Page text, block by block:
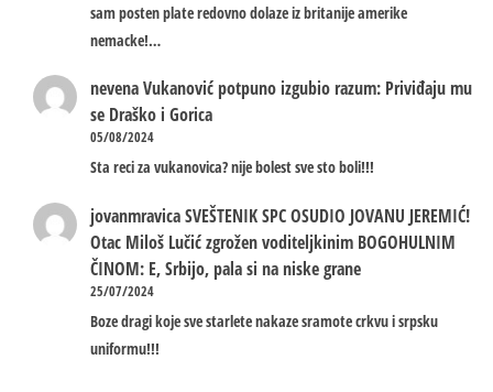
sam posten plate redovno dolaze iz britanije amerike
nemacke!…
nevenaVukanović potpuno izgubio razum: Priviđaju mu
se Draško i Gorica
05/08/2024
Sta reci za vukanovica? nije bolest sve sto boli!!!
jovanmravicaSVEŠTENIK SPC OSUDIO JOVANU JEREMIĆ!
Otac Miloš Lučić zgrožen voditeljkinim BOGOHULNIM
ČINOM: E, Srbijo, pala si na niske grane
25/07/2024
Boze dragi koje sve starlete nakaze sramote crkvu i srpsku
uniformu!!!